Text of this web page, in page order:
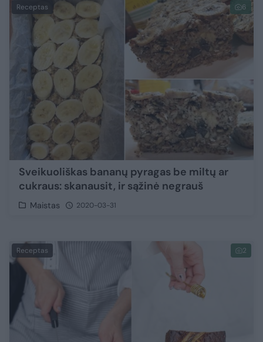
Receptas 6
Sveikuoliškas bananų pyragas be miltų ar
cukraus: skanausit, ir sąžinė negrauš
Maistas 2020-03-31
Receptas 2